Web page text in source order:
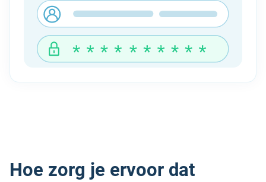
Hoe zorg je ervoor dat